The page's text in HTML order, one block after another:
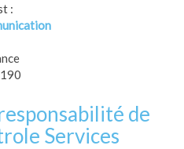
:
de
Services